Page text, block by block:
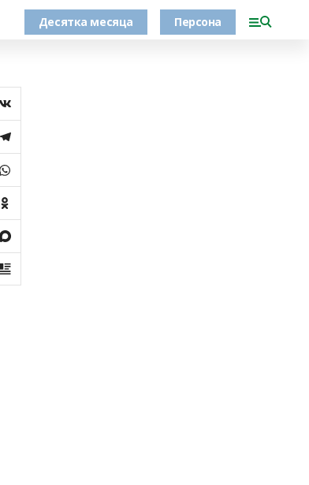
Десятка месяца Персона